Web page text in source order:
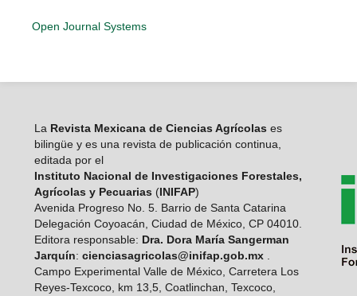
Open Journal Systems
LaRevista Mexicana de Ciencias Agrícolas es
bilingüe y es una revista de publicación continua,
editada por el
Instituto Nacional de Investigaciones Forestales,
Agrícolas y Pecuarias (INIFAP)
Avenida Progreso No. 5. Barrio de Santa Catarina
Delegación Coyoacán, Ciudad de México, CP 04010.
Editora responsable: Dra. Dora María Sangerman
Jarquín: cienciasagricolas@inifap.gob.mx.
Campo Experimental Valle de México, Carretera Los
Reyes-Texcoco, km 13,5, Coatlinchan, Texcoco,